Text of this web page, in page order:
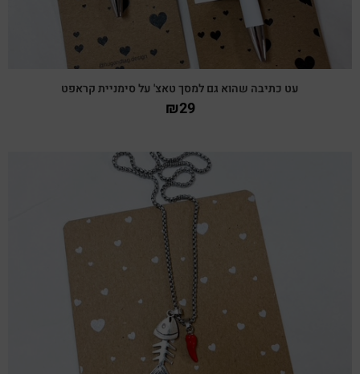
עט כתיבה שהוא גם למסך טאצ' על סימניית קראפט
₪29
צפייה מהירה